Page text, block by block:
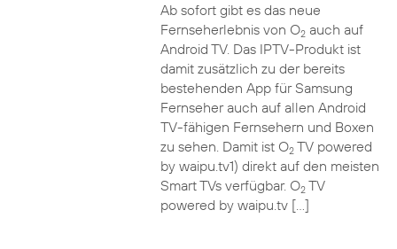
Ab sofort gibt es das neue
Fernseherlebnis von O2auch auf
Android TV. Das IPTV-Produkt ist
damit zusätzlich zu der bereits
bestehenden App für Samsung
Fernseher auch auf allen Android
TV-fähigen Fernsehern und Boxen
zu sehen. Damit ist O2TV powered
by waipu.tv1) direkt auf den meisten
Smart TVs verfügbar. O2TV
powered by waipu.tv […]